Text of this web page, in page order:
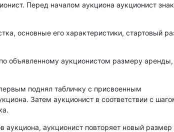
Перед началом аукциона аукционист
основные его характеристики, стартовый
объявленному аукционистом размеру аренды,
поднял табличку с присвоенным
Затем аукционист в соответствии с
аукциона, аукционист повторяет новый размер